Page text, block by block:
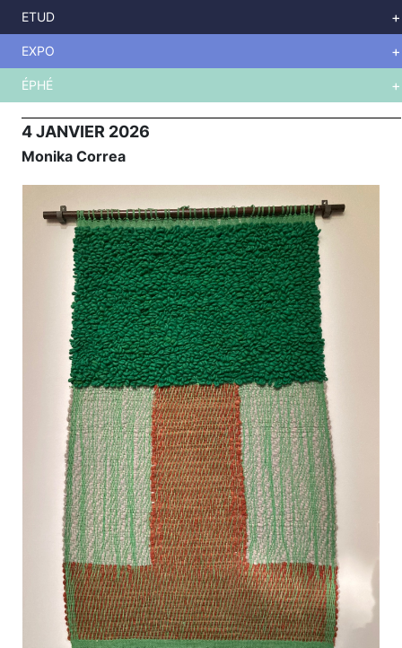
Aller
contenu
principal
EXPO
4 JANVIER 2026
Monika Correa
ETUD
EXPO
ÉPHÉ